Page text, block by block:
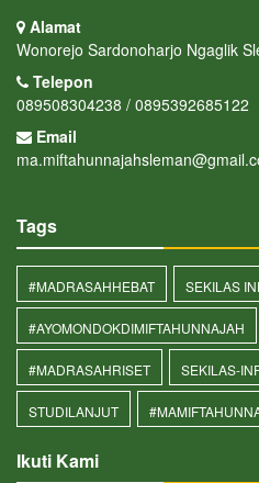
Alamat
Wonorejo Sardonoharjo Ngaglik
Telepon
089508304238 / 0895392685122
Email
Tags
#MADRASAHHEBAT SEKILAS
#AYOMONDOKDIMIFTAHUNNAJAH
#MADRASAHRISET SEKILAS-
STUDILANJUT
Ikuti Kami